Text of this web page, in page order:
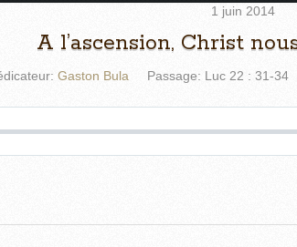
1 juin 2014
A l’ascension, Christ
Gaston Bula Passage: Luc 22 : 31-34